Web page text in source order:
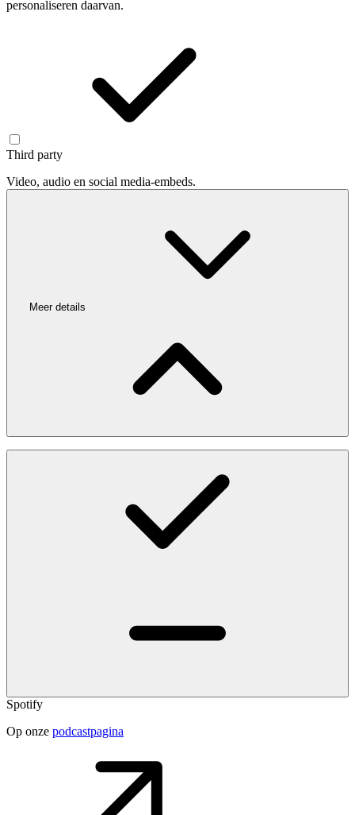
personaliseren daarvan.
Third party
Video, audio en social media-embeds.
Meer details
Spotify
Op onze podcastpagina